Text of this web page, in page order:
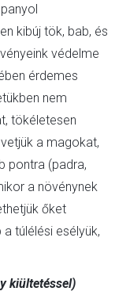
kibúj tök, bab, és
védelme
érdemes
nem
tökéletesen
a magokat,
pontra (padra,
a növénynek
őket
túlélési esélyük,
kiültetéssel)